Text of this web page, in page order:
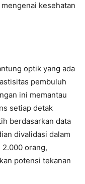
kesehatan
optik yang ada
pembuluh
ini memantau
setiap detak
berdasarkan data
divalidasi dalam
orang,
potensi tekanan